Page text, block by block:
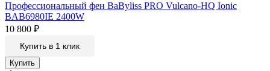
Профессиональный фен BaByliss PRO Vulcano-HQ Ionic
BAB6980IE 2400W
10 800 ₽
Купить в 1 клик